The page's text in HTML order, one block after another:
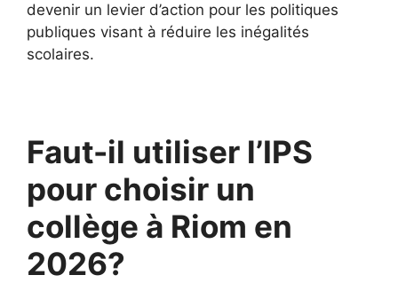
devenir un levier d’action pour les politiques
publiques visant à réduire les inégalités
scolaires.
Faut-il utiliser l’IPS
pour choisir un
collège à Riom en
2026?